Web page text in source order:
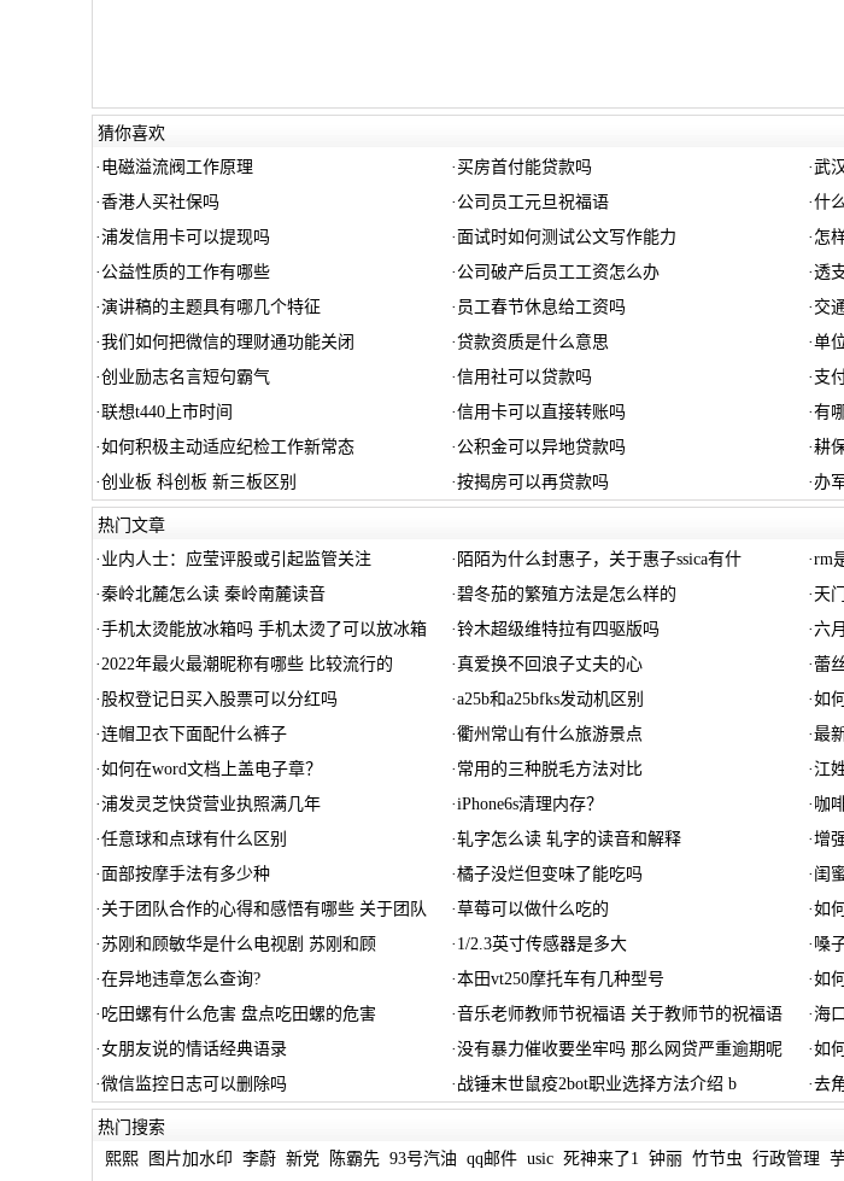
猜你喜欢
· 电磁溢流阀工作原理 · 买房首付能贷款吗 ·武
·香港人买社保吗 · 公司员工元旦祝福语 ·什
·浦发信用卡可以提现吗 · 面试时如何测试公文写作能力 · 怎
· 公益性质的工作有哪些 · 公司破产后员工工资怎么办 ·透
·演讲稿的主题具有哪几个特征 · 员工春节休息给工资吗 · 交
·我们如何把微信的理财通功能关闭 ·贷款资质是什么意思 ·单
·创业励志名言短句霸气 ·信用社可以贷款吗 · 支
·联想t440上市时间 ·信用卡可以直接转账吗 ·有
·如何积极主动适应纪检工作新常态 · 公积金可以异地贷款吗 ·耕
·创业板 科创板 新三板区别 ·按揭房可以再贷款吗 ·办
热门文章
· 业内人士：应莹评股或引起监管关注 · 陌陌为什么封惠子，关于惠子ssica有什 ·rm
·秦岭北麓怎么读 秦岭南麓读音 ·碧冬茄的繁殖方法是怎么样的 · 天
·手机太烫能放冰箱吗 手机太烫了可以放冰箱 ·铃木超级维特拉有四驱版吗 ·六
·2022年最火最潮昵称有哪些 比较流行的 ·真爱换不回浪子丈夫的心 · 蕾
· 股权登记日买入股票可以分红吗 ·a25b和a25bfks发动机区别 ·如
·连帽卫衣下面配什么裤子 ·衢州常山有什么旅游景点 ·最
·如何在word文档上盖电子章？ · 常用的三种脱毛方法对比 ·江
·浦发灵芝快贷营业执照满几年 ·iPhone6s清理内存？ · 咖
·任意球和点球有什么区别 ·轧字怎么读 轧字的读音和解释 ·增
· 面部按摩手法有多少种 ·橘子没烂但变味了能吃吗 · 闺
· 关于团队合作的心得和感悟有哪些 关于团队 ·草莓可以做什么吃的 ·如
·苏刚和顾敏华是什么电视剧 苏刚和顾 · 1/2.3英寸传感器是多大 · 嗓
·在异地违章怎么查询? ·本田vt250摩托车有几种型号 ·如
· 吃田螺有什么危害 盘点吃田螺的危害 ·音乐老师教师节祝福语 关于教师节的祝福语 ·海
·女朋友说的情话经典语录 ·没有暴力催收要坐牢吗 那么网贷严重逾期呢 ·如
·微信监控日志可以删除吗 · 战锤末世鼠疫2bot职业选择方法介绍 b ·去
热门搜索
熙熙
图片加水印 李蔚 新党 陈霸先 93号汽油 qq邮件 usic 死神来了1 钟丽 竹节虫 行政管理